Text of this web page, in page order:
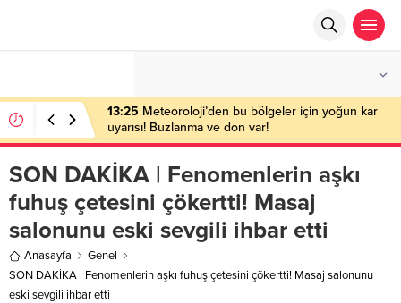
13:25 Meteoroloji’den bu bölgeler için yoğun kar
uyarısı! Buzlanma ve don var!
SON DAKİKA | Fenomenlerin aşkı
fuhuş çetesini çökertti! Masaj
salonunu eski sevgili ihbar etti
Anasayfa
Genel
SON DAKİKA | Fenomenlerin aşkı fuhuş çetesini çökertti! Masaj salonunu
eski sevgili ihbar etti